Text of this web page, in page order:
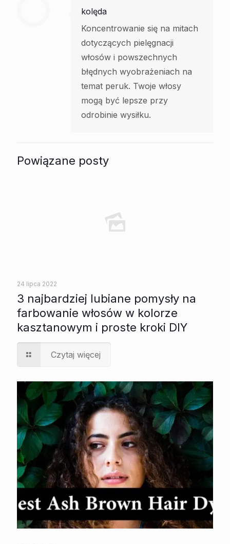
kolęda
Koncentrowanie się na mitach
dotyczących pielęgnacji
włosów i powszechnych
błędnych wyobrażeniach na
temat peruk. Twoje włosy
mogą być lepsze przy
odrobinie wysiłku.
Powiązane posty
24 lipca 2022
3 najbardziej lubiane pomysły na
farbowanie włosów w kolorze
kasztanowym i proste kroki DIY
Czytaj więcej